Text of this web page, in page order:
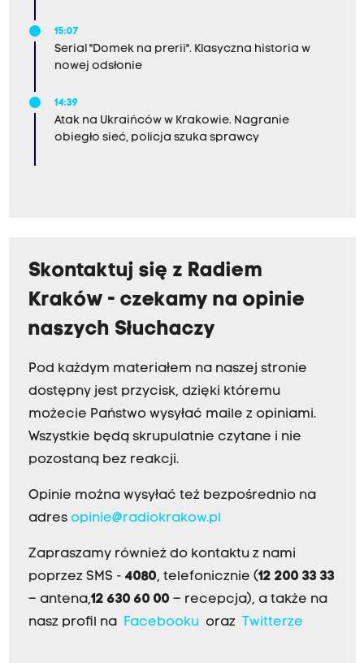
15:07
Serial "Domek na prerii". Klasyczna historia w
nowej odsłonie
14:39
Atak na Ukraińców w Krakowie. Nagranie
obiegło sieć, policja szuka sprawcy
Skontaktuj się z Radiem
Kraków - czekamy na opinie
naszych Słuchaczy
Pod każdym materiałem na naszej stronie
dostępny jest przycisk, dzięki któremu
możecie Państwo wysyłać maile z opiniami.
Wszystkie będą skrupulatnie czytane i nie
pozostaną bez reakcji.
Opinie można wysyłać też bezpośrednio na
adres opinie@radiokrakow.pl
Zapraszamy również do kontaktu z nami
poprzez SMS - 4080, telefonicznie (12 200 33 33
– antena,12 630 60 00 – recepcja), a także na
nasz profil na
Facebookuoraz Twitterze